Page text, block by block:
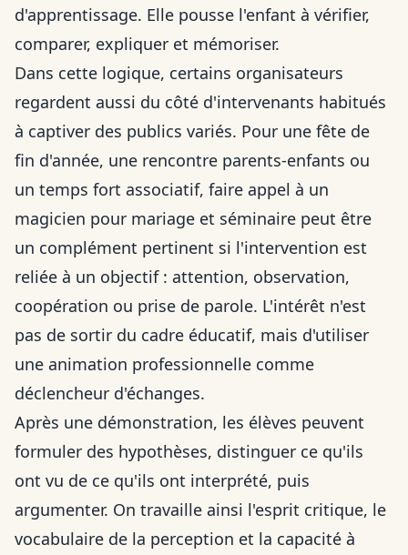
d'apprentissage. Elle pousse l'enfant à vérifier,
comparer, expliquer et mémoriser.
Dans cette logique, certains organisateurs
regardent aussi du côté d'intervenants habitués
à captiver des publics variés. Pour une fête de
fin d'année, une rencontre parents-enfants ou
un temps fort associatif, faire appel à un
magicien pour mariage et séminaire peut être
un complément pertinent si l'intervention est
reliée à un objectif : attention, observation,
coopération ou prise de parole. L'intérêt n'est
pas de sortir du cadre éducatif, mais d'utiliser
une animation professionnelle comme
déclencheur d'échanges.
Après une démonstration, les élèves peuvent
formuler des hypothèses, distinguer ce qu'ils
ont vu de ce qu'ils ont interprété, puis
argumenter. On travaille ainsi l'esprit critique, le
vocabulaire de la perception et la capacité à